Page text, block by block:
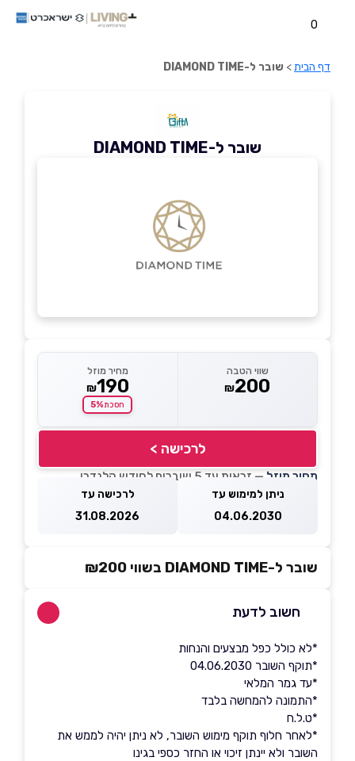
0
דף הבית> שובר ל-DIAMOND TIME
שובר ל-DIAMOND TIME
שווי הטבה
₪200
מחיר מוזל
₪190
חסכת5%
לרכישה >
מחיר מוזל — זכאות עד 5 שוברים לחודש קלנדרי
ניתן למימוש עד
04.06.2030
לרכישה עד
31.08.2026
שובר ל-DIAMOND TIME בשווי ₪200
חשוב לדעת
*לא כולל כפל מבצעים והנחות
*תוקף השובר 04.06.2030
*עד גמר המלאי
*התמונה להמחשה בלבד
*ט.ל.ח
*לאחר חלוף תוקף מימוש השובר, לא ניתן יהיה לממש את
השובר ולא יינתן זיכוי או החזר כספי בגינו